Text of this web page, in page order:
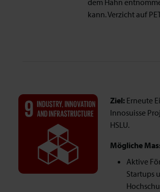
dem Hahn
kann. Verzicht auf
Ziel:Erneute
Innosuisse
HSLU.
Mögliche
Aktive
Startups